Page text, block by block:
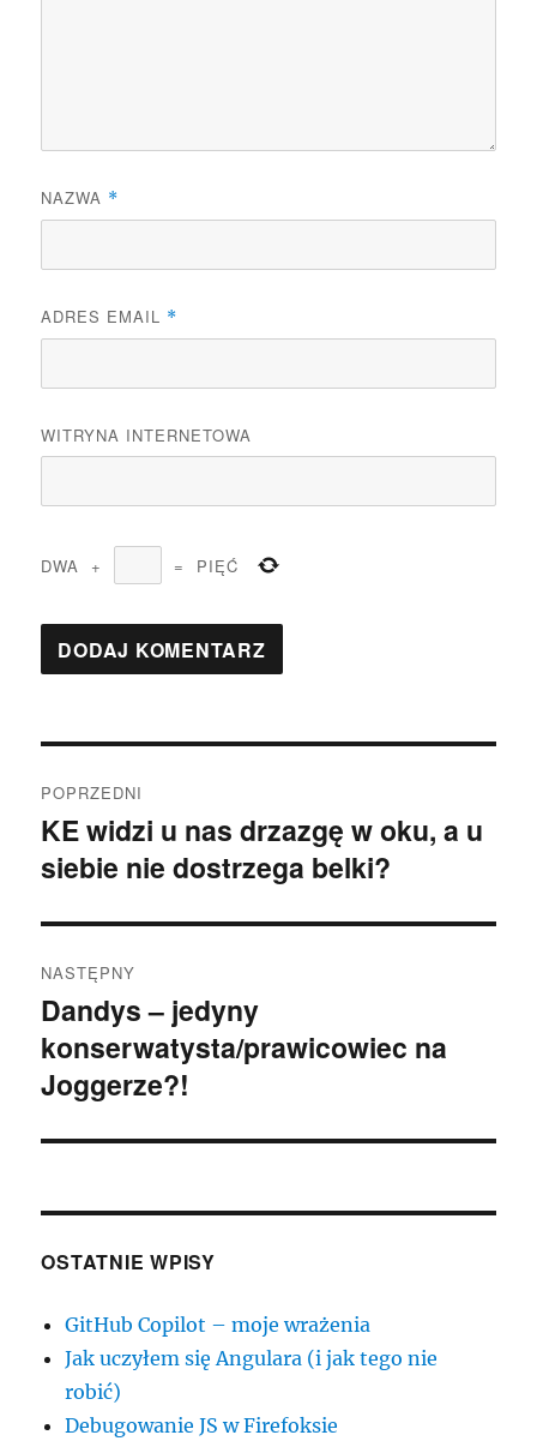
NAZWA *
ADRES EMAIL *
WITRYNA INTERNETOWA
DWA + = PIĘĆ
wpisu
POPRZEDNI
Poprzedni
wpis:
KE widzi u nas drzazgę w oku, a u
siebie nie dostrzega belki?
NASTĘPNY
Następny
wpis:
Dandys – jedyny
konserwatysta/prawicowiec na
Joggerze?!
OSTATNIE WPISY
GitHub Copilot – moje wrażenia
Jak uczyłem się Angulara (i jak tego nie
robić)
Debugowanie JS w Firefoksie